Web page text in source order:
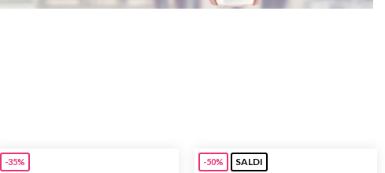
-35% -50% SALDI